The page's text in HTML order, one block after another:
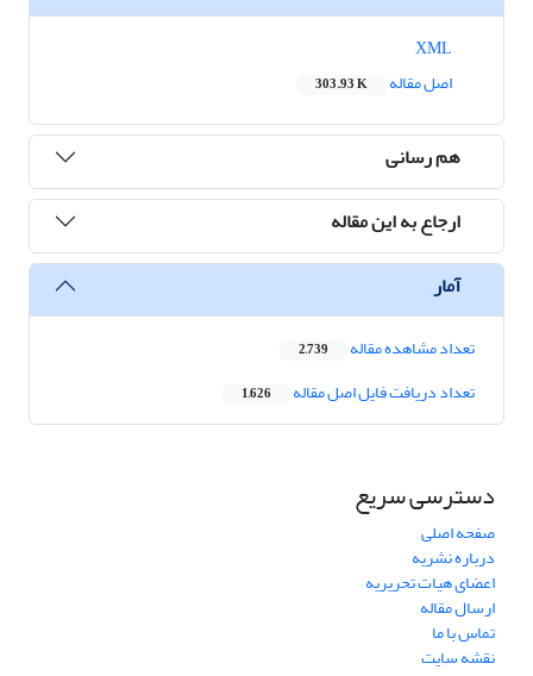
اصل مقاله
303.93 K
هم رسانی
ارجاع به این مقاله
آمار
تعداد مشاهده مقاله 2,739
تعداد دریافت فایل اصل مقاله 1,626
دسترسی سریع
صفحه اصلی
درباره نشریه
اعضای هیات تحریریه
ارسال مقاله
تماس با ما
نقشه سایت